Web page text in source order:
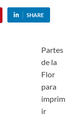
SHARE
Partes
de la
Flor
para
imprim
ir